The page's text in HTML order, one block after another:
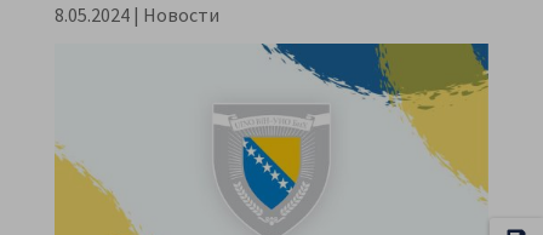
8.05.2024| Новости